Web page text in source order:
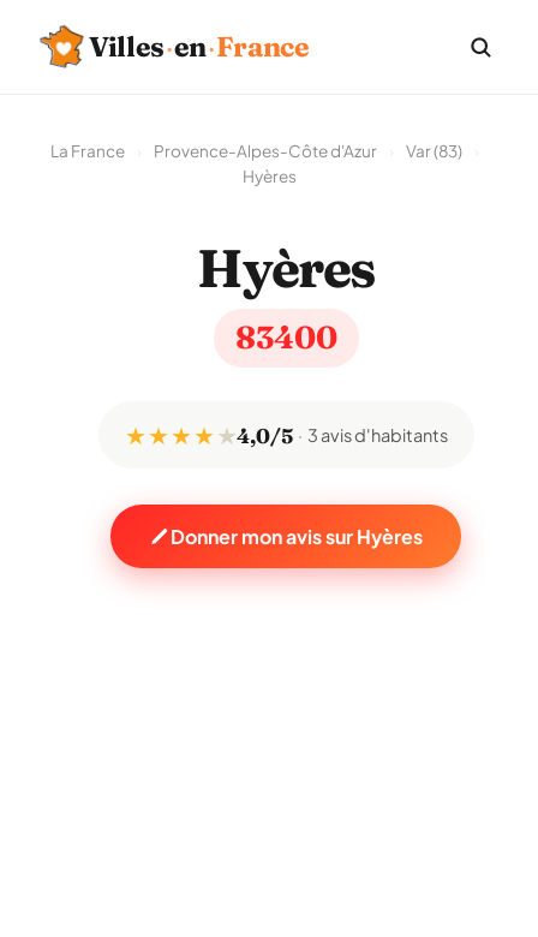
Villes·en·France
La France Provence-Alpes-Côte d'Azur Var (83)
Hyères
Hyères
83400
★ ★ ★ ★★4,0/5 3 avis d'habitants
Donner mon avis sur Hyères